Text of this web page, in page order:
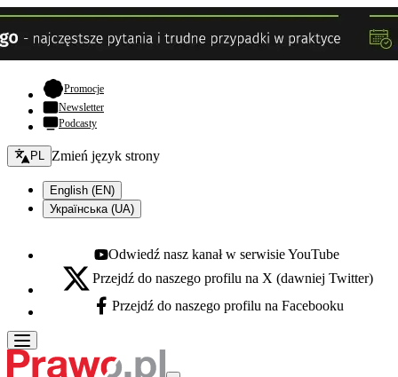
Promocje- otwiera się w nowej karcie
Newsletter
Podcasty
Zmień język - bieżący:
PL Zmień język strony
English (EN)
Українська (UA)
Youtube - otwiera się w nowej karcie
Odwiedź nasz kanał w serwisie YouTube
X - otwiera się w nowej karcie
Przejdź do naszego profilu na X (dawniej Twitter)
Facebook - otwiera się w nowej karcie
Przejdź do naszego profilu na Facebooku